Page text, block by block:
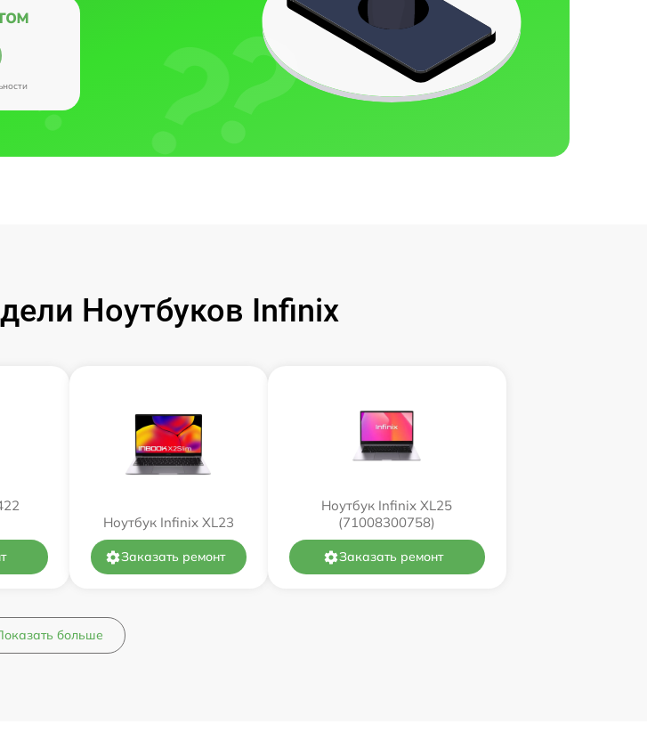
Ноутбуков Infinix
Ноутбук Infinix XL23
Заказать ремонт
Ноутбук Infinix XL25
(71008300758)
Заказать ремонт
больше